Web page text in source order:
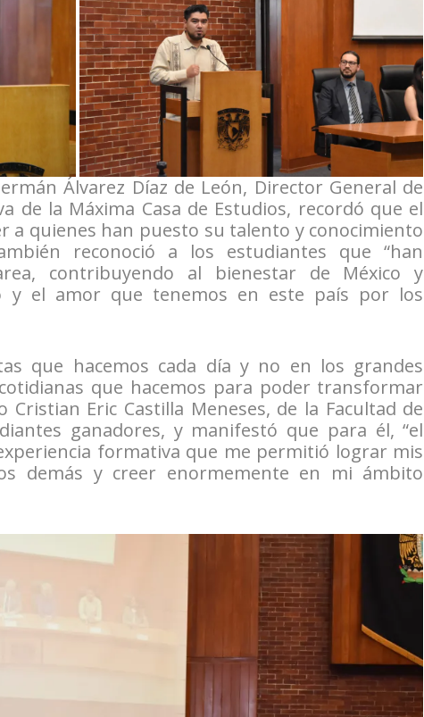
Álvarez Díaz de León, Director General de
de la Máxima Casa de Estudios, recordó que el
a quienes han puesto su talento y conocimiento
reconoció a los estudiantes que “han
contribuyendo al bienestar de México y
y el amor que tenemos en este país por los
que hacemos cada día y no en los grandes
que hacemos para poder transformar
Eric Castilla Meneses, de la Facultad de
ganadores, y manifestó que para él, “el
formativa que me permitió lograr mis
demás y creer enormemente en mi ámbito